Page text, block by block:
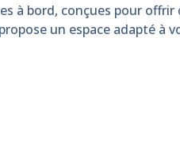
à bord, conçues pour
un espace adapté à